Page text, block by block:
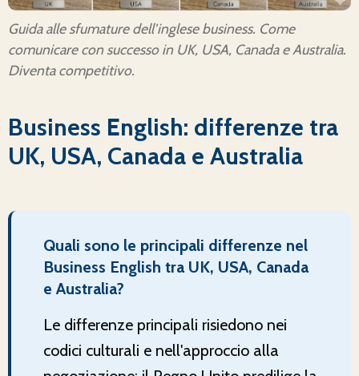
Guida alle sfumature dell'inglese business. Come
comunicare con successo in UK, USA, Canada e Australia.
Diventa competitivo.
Business English: differenze tra
UK, USA, Canada e Australia
Quali sono le principali differenze nel
Business English tra UK, USA, Canada
e Australia?
Le differenze principali risiedono nei
codici culturali e nell'approccio alla